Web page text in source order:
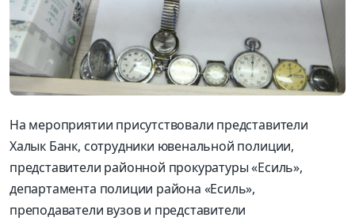
На мероприятии присутствовали представители
Халык Банк, сотрудники ювенальной полиции,
представители районной прокуратуры «Есиль»,
департамента полиции района «Есиль»,
преподаватели вузов и представители